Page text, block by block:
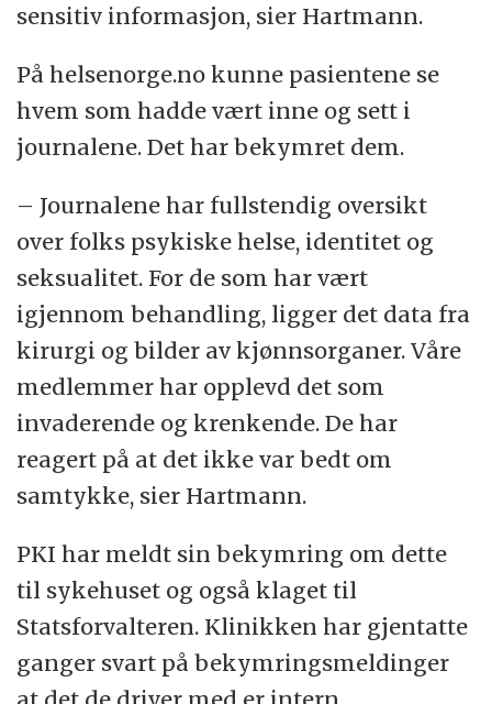
sensitiv informasjon, sier Hartmann.
På helsenorge.no kunne pasientene se
hvem som hadde vært inne og sett i
journalene. Det har bekymret dem.
– Journalene har fullstendig oversikt
over folks psykiske helse, identitet og
seksualitet. For de som har vært
igjennom behandling, ligger det data fra
kirurgi og bilder av kjønnsorganer. Våre
medlemmer har opplevd det som
invaderende og krenkende. De har
reagert på at det ikke var bedt om
samtykke, sier Hartmann.
PKI har meldt sin bekymring om dette
til sykehuset og også klaget til
Statsforvalteren. Klinikken har gjentatte
ganger svart på bekymringsmeldinger